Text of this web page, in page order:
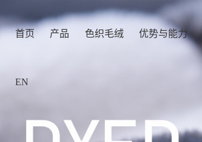
首页 产品 色织毛绒 优势与能力
EN